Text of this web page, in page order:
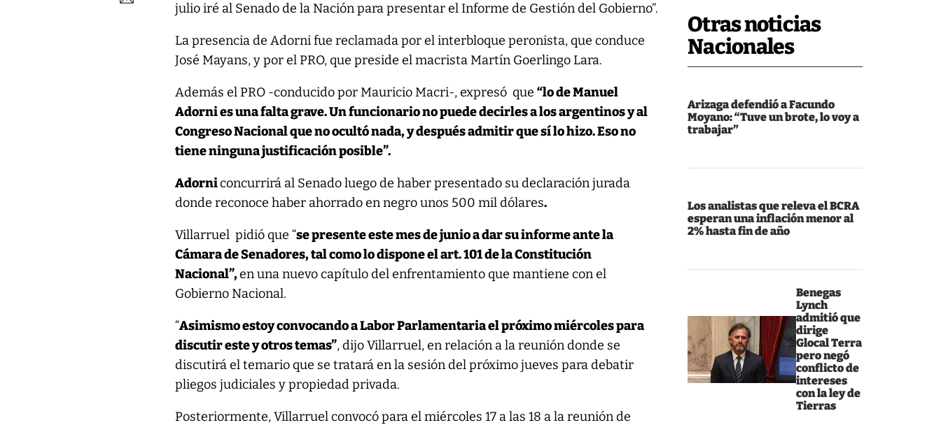
Otras noticias
Nacionales
Arizaga defendió a Facundo
Moyano: “Tuve un brote, lo voy a
trabajar”
Los analistas que releva el BCRA
esperan una inflación menor al
2% hasta fin de año
Benegas
Lynch
admitió que
dirige
Glocal Terra
pero negó
conflicto de
intereses
con la ley de
Tierras
julio iré al Senado de la Nación para presentar el Informe de Gestión del Gobierno”.
La presencia de Adorni fue reclamada por el interbloque peronista, que conduce
José Mayans, y por el PRO, que preside el macrista Martín Goerlingo Lara.
Además el PRO -conducido por Mauricio Macri-, expresó que“lo de Manuel
Adorni es una falta grave. Un funcionario no puede decirles a los argentinos y al
Congreso Nacional que no ocultó nada, y después admitir que sí lo hizo. Eso no
tiene ninguna justificación posible”.
Adorniconcurrirá al Senado luego de haber presentado su declaración jurada
donde reconoce haber ahorrado en negro unos 500 mil dólares.
Villarruel pidió que “se presente este mes de junio a dar su informe ante la
Cámara de Senadores, tal como lo dispone el art. 101 de la Constitución
Nacional”,en una nuevo capítulo del enfrentamiento que mantiene con el
Gobierno Nacional.
“Asimismo estoy convocando a Labor Parlamentaria el próximo miércoles para
discutir este y otros temas”, dijo Villarruel, en relación a la reunión donde se
discutirá el temario que se tratará en la sesión del próximo jueves para debatir
pliegos judiciales y propiedad privada.
Posteriormente, Villarruel convocó para el miércoles 17 a las 18 a la reunión de